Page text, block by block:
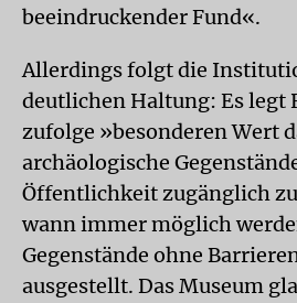
beeindruckender Fund«.
Allerdings folgt die
deutlichen Haltung: Es legt
zufolge »besonderen Wert
archäologische
Öffentlichkeit zugänglich
wann immer möglich
Gegenstände ohne
ausgestellt. Das Museum